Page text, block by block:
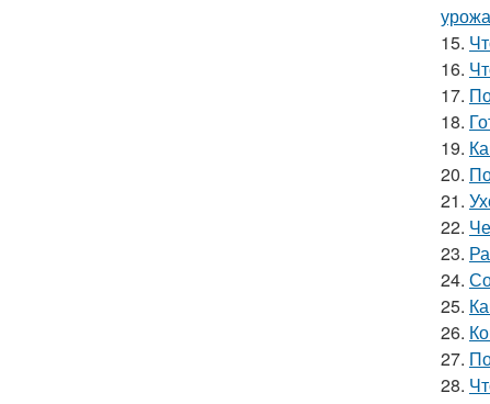
15.
16.
17.
18.
19.
20.
21.
22.
23.
24.
25.
26.
27.
28.